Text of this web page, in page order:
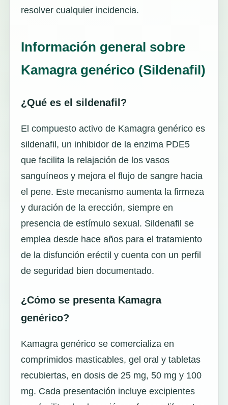
resolver cualquier incidencia.
Información general sobre
Kamagra genérico (Sildenafil)
¿Qué es el sildenafil?
El compuesto activo de Kamagra genérico es
sildenafil, un inhibidor de la enzima PDE5
que facilita la relajación de los vasos
sanguíneos y mejora el flujo de sangre hacia
el pene. Este mecanismo aumenta la firmeza
y duración de la erección, siempre en
presencia de estímulo sexual. Sildenafil se
emplea desde hace años para el tratamiento
de la disfunción eréctil y cuenta con un perfil
de seguridad bien documentado.
¿Cómo se presenta Kamagra
genérico?
Kamagra genérico se comercializa en
comprimidos masticables, gel oral y tabletas
recubiertas, en dosis de 25 mg, 50 mg y 100
mg. Cada presentación incluye excipientes